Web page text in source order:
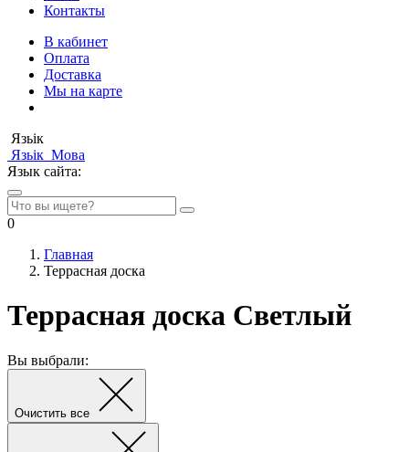
Контакты
В кабинет
Оплата
Доставка
Мы на карте
Язьік
Язьік Мова
Язык сайта:
0
Главная
Террасная доска
Террасная доска Светлый
Вы выбрали:
Очистить все